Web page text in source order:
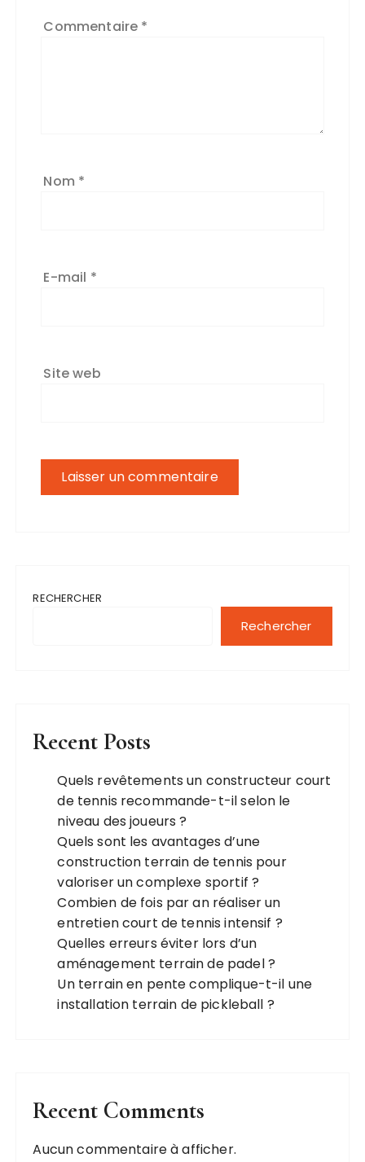
Commentaire *
Nom *
E-mail *
Site web
RECHERCHER
Rechercher
Recent Posts
Quels revêtements un constructeur court
de tennis recommande-t-il selon le
niveau des joueurs ?
Quels sont les avantages d’une
construction terrain de tennis pour
valoriser un complexe sportif ?
Combien de fois par an réaliser un
entretien court de tennis intensif ?
Quelles erreurs éviter lors d’un
aménagement terrain de padel ?
Un terrain en pente complique-t-il une
installation terrain de pickleball ?
Recent Comments
Aucun commentaire à afficher.